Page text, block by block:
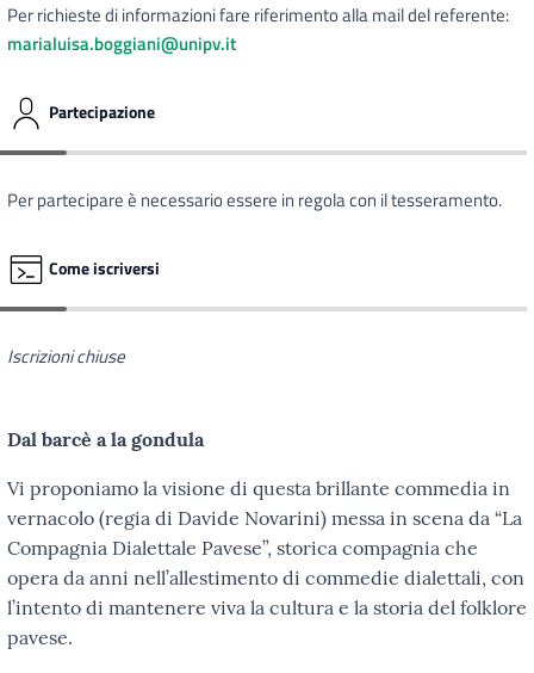
Per richieste di informazioni fare riferimento alla mail del referente:
marialuisa.boggiani@unipv.it
Partecipazione
Per partecipare è necessario essere in regola con il tesseramento.
Come iscriversi
Iscrizioni chiuse
Dal barcè a la gondula
Vi proponiamo la visione di questa brillante commedia in
vernacolo (regia di Davide Novarini) messa in scena da “La
Compagnia Dialettale Pavese”, storica compagnia che
opera da anni nell’allestimento di commedie dialettali, con
l’intento di mantenere viva la cultura e la storia del folklore
pavese.